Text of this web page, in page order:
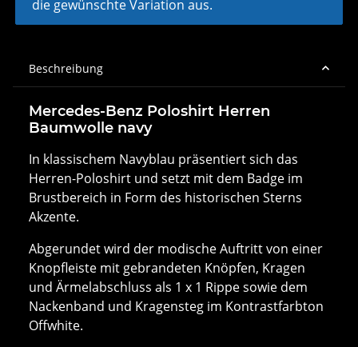
die gewünschte Variation aus.
Beschreibung
Mercedes-Benz Poloshirt Herren
Baumwolle navy
In klassischem Navyblau präsentiert sich das
Herren-Poloshirt und setzt mit dem Badge im
Brustbereich in Form des historischen Sterns
Akzente.
Abgerundet wird der modische Auftritt von einer
Knopfleiste mit gebrandeten Knöpfen, Kragen
und Ärmelabschluss als 1 x 1 Rippe sowie dem
Nackenband und Kragensteg im Kontrastfarbton
Offwhite.